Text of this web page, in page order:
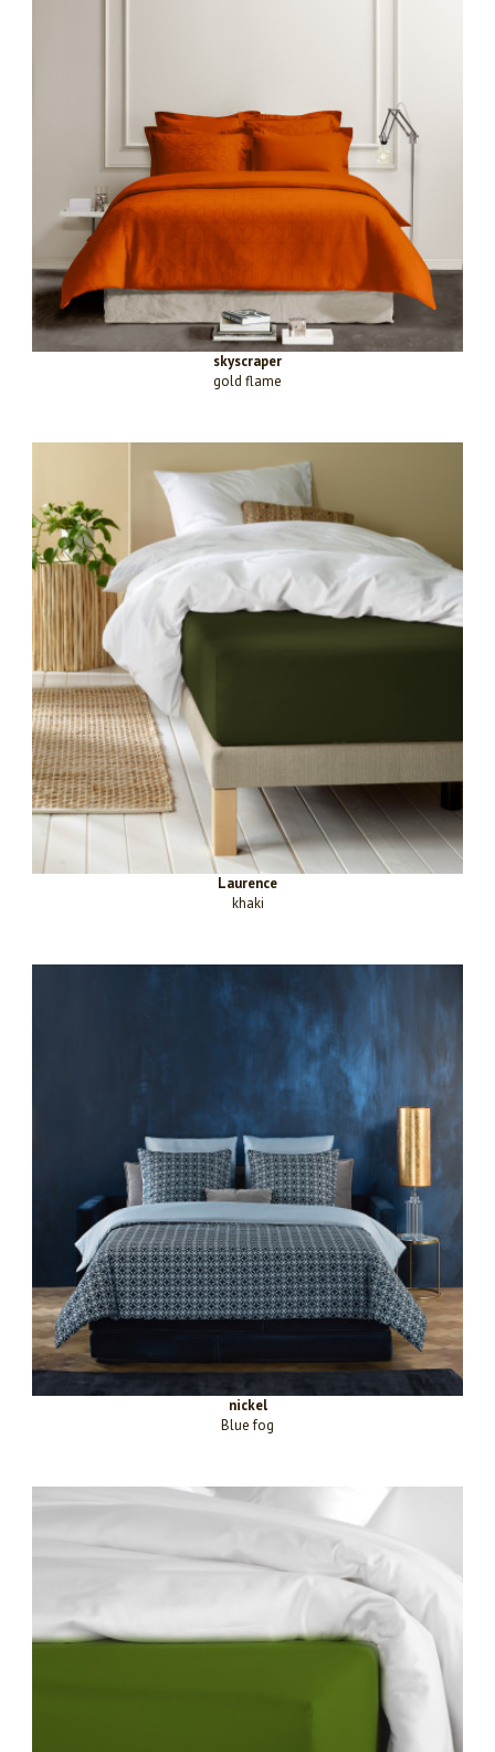
skyscraper
gold flame
Laurence
khaki
nickel
Blue fog